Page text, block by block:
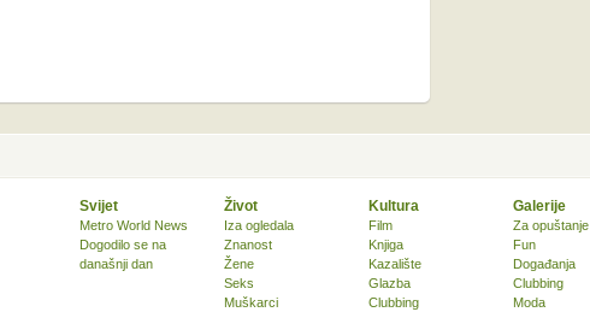
Svijet
Metro World News
Dogodilo se na
današnji dan
Život
Iza ogledala
Znanost
Žene
Seks
Muškarci
Kultura
Film
Knjiga
Kazalište
Glazba
Clubbing
Galerije
Za opuštanje
Fun
Događanja
Clubbing
Moda